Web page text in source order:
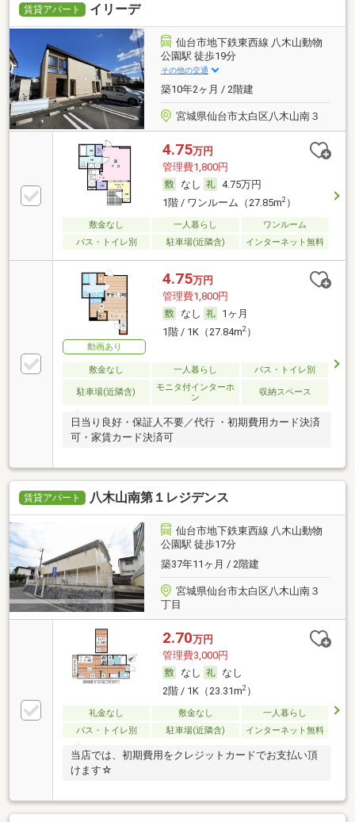
賃貸アパート イリーデ
仙台市地下鉄東西線 八木山動物
公園駅 徒歩19分
その他の交通
築10年2ヶ月 / 2階建
宮城県仙台市太白区八木山南３
4.75万円
管理費1,800円
なし
4.75万円
1階 / ワンルーム（27.85m2）
敷金なし 一人暮らし
ワンルーム
バス・トイレ別
駐車場(近隣含) インターネット無料
動画あり
4.75万円
管理費1,800円
なし
1ヶ月
1階 / 1K（27.84m2）
敷金なし 一人暮らし バス・トイレ別
駐車場(近隣含)
モニタ付インターホ
ン
収納スペース
日当り良好・保証人不要／代行 ・初期費用カード決済
可・家賃カード決済可
賃貸アパート 八木山南第１レジデンス
仙台市地下鉄東西線 八木山動物
公園駅 徒歩17分
築37年11ヶ月 / 2階建
宮城県仙台市太白区八木山南３
丁目
2.70万円
管理費3,000円
なし
なし
2階 / 1K（23.31m2）
礼金なし 敷金なし
一人暮らし
バス・トイレ別
駐車場(近隣含) インターネット無料
当店では、初期費用をクレジットカードでお支払い頂
けます☆